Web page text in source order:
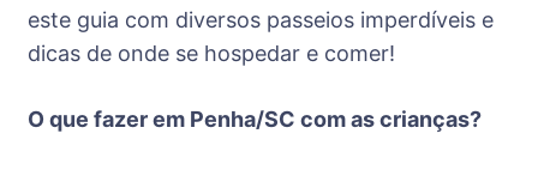
este guia com diversos passeios imperdíveis e
dicas de onde se hospedar e comer!
O que fazer em Penha/SC com as crianças?